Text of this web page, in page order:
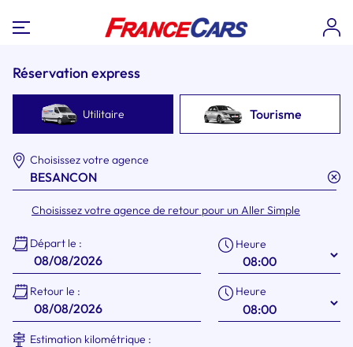
Réservation express
Utilitaire Tourisme
Choisissez votre agence
Choisissez votre agence de retour pour un Aller Simple
Départ le : Heure
Retour le : Heure
Estimation kilométrique :